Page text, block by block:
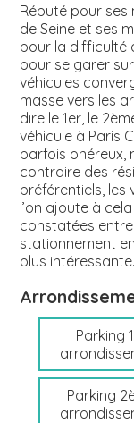
Réputé pour ses
de Seine et ses
pour la difficulté
pour se garer
véhicules
masse vers les
dire le 1er, le
véhicule à Paris
parfois onéreux,
contraire des
préférentiels, les
l’on ajoute à
constatées
stationnement
plus intéressante.
Parking
Parking